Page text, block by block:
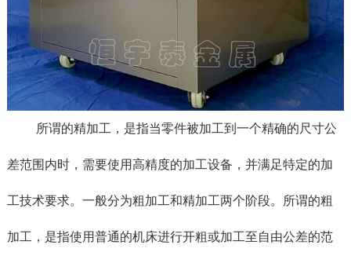
所谓的精加工，是指当零件被加工到一个精确的尺寸公
差范围内时，需要使用高精度的加工设备，并满足特定的加
工技术要求。一般分为粗加工和精加工两个阶段。所谓的粗
加工，是指使用普通的机床进行开粗或加工至自由公差的范